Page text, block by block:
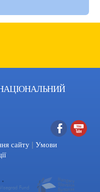
Facebook
сайту | Умови